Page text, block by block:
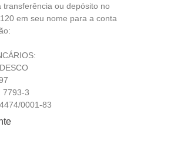
transferência ou depósito no
em seu nome para a conta
7793-3
0001-83